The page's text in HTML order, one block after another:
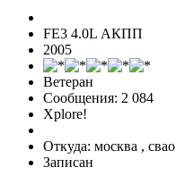
FE3 4.0L АКПП
2005
Ветеран
Сообщения: 2 084
Xplore!
Откуда: москва , свао
Записан